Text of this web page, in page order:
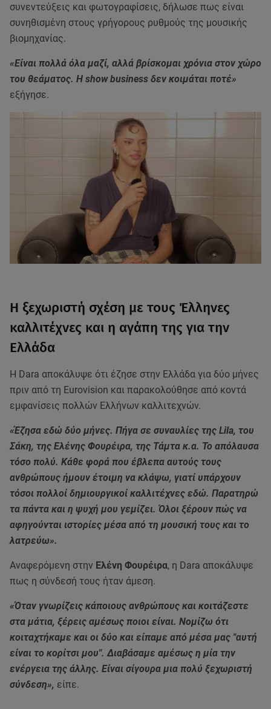
συνεντεύξεις και φωτογραφίσεις, δήλωσε πως είναι
συνηθισμένη στους γρήγορους ρυθμούς της μουσικής
βιομηχανίας.
«Είναι πολλά όλα μαζί, αλλά βρίσκομαι χρόνια στον χώρο
του θεάματος. Η show business δεν κοιμάται ποτέ»
εξήγησε.
Η ξεχωριστή σχέση με τους Έλληνες
καλλιτέχνες και η αγάπη της για την
Ελλάδα
Η Dara αποκάλυψε ότι έζησε στην Ελλάδα για δύο μήνες
πριν από τη Eurovision και παρακολούθησε από κοντά
εμφανίσεις πολλών Ελλήνων καλλιτεχνών.
«Έζησα εδώ δύο μήνες. Πήγα σε συναυλίες της Lila, του
Σάκη, της Ελένης Φουρέιρα, της Τάμτα κ.α. Το απόλαυσα
τόσο πολύ. Κάθε φορά που έβλεπα αυτούς τους
ανθρώπους ήμουν έτοιμη να κλάψω, γιατί υπάρχουν
τόσοι πολλοί δημιουργικοί καλλιτέχνες εδώ. Παρατηρώ
τα πάντα και η ψυχή μου γεμίζει. Όλοι ξέρουν πώς να
αφηγούνται ιστορίες μέσα από τη μουσική τους και το
λατρεύω».
Αναφερόμενη στην Ελένη Φουρέιρα, η Dara αποκάλυψε
πως η σύνδεσή τους ήταν άμεση.
«Όταν γνωρίζεις κάποιους ανθρώπους και κοιτάζεστε
στα μάτια, ξέρεις αμέσως ποιοι είναι. Νομίζω ότι
κοιταχτήκαμε και οι δύο και είπαμε από μέσα μας "αυτή
είναι το κορίτσι μου". Διαβάσαμε αμέσως η μία την
ενέργεια της άλλης. Είναι σίγουρα μια πολύ ξεχωριστή
σύνδεση», είπε.